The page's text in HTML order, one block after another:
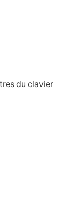
du clavier